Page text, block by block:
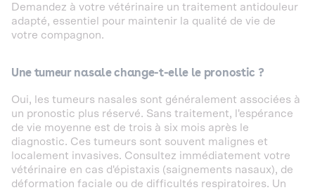
Demandez à votre vétérinaire un traitement antidouleur
adapté, essentiel pour maintenir la qualité de vie de
votre compagnon.
Une tumeur nasale change-t-elle le pronostic ?
Oui, les tumeurs nasales sont généralement associées à
un pronostic plus réservé. Sans traitement, l'espérance
de vie moyenne est de trois à six mois après le
diagnostic. Ces tumeurs sont souvent malignes et
localement invasives. Consultez immédiatement votre
vétérinaire en cas d'épistaxis (saignements nasaux), de
déformation faciale ou de difficultés respiratoires. Un